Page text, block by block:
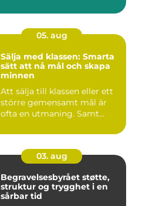
05. aug
Sälja med klassen: Smarta
sätt att nå mål och skapa
minnen
Att sälja till klassen eller ett
större gemensamt mål är
ofta en utmaning. Samt...
03. aug
Begravelsesbyrået støtte,
struktur og trygghet i en
sårbar tid